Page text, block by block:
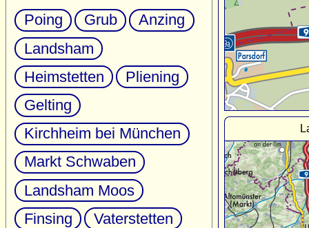
Poing Grub
Anzing
Landsham
Heimstetten
Pliening
Gelting
Kirchheim bei München
Markt Schwaben
Landsham Moos
Finsing
Vaterstetten